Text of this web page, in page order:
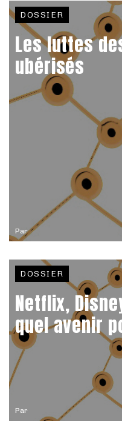
Par
DOSSIER
Les luttes
ubérisés
Par
DOSSIER
Netflix,
quel avenir